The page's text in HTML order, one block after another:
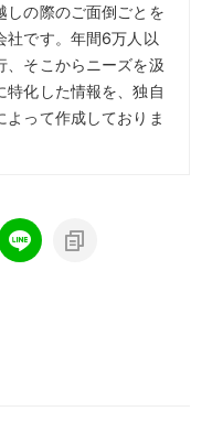
しの際のご面倒ごとを
社です。年間6万人以
、そこからニーズを汲
特化した情報を、独自
よって作成しておりま